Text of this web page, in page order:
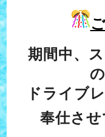
期間中、
ドライブ
奉仕さ